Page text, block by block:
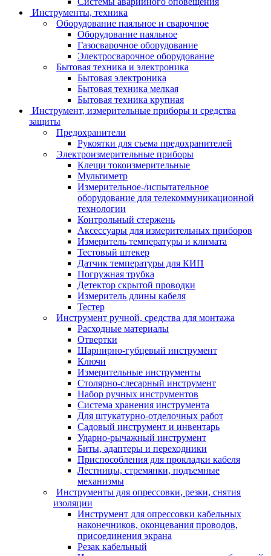
Инструменты, техника
Оборудование паяльное и сварочное
Оборудование паяльное
Газосварочное оборудование
Электросварочное оборудование
Бытовая техника и электроника
Бытовая электроника
Бытовая техника мелкая
Бытовая техника крупная
Инструмент, измерительные приборы и средства
защиты
Предохранители
Рукоятки для съема предохранителей
Электроизмерительные приборы
Клещи токоизмерительные
Мультиметр
Измерительное-/испытательное
оборудование для телекоммуникационной
технологии
Контрольный стержень
Аксессуары для измерительных приборов
Измеритель температуры и климата
Тестовый штекер
Датчик температуры для КИП
Погружная трубка
Детектор скрытой проводки
Измеритель длины кабеля
Тестер
Инструмент ручной, средства для монтажа
Расходные материалы
Отвертки
Шарнирно-губцевый инструмент
Ключи
Измерительные инструменты
Столярно-слесарный инструмент
Набор ручных инструментов
Система хранения инструмента
Для штукатурно-отделочных работ
Садовый инструмент и инвентарь
Ударно-рычажный инструмент
Биты, адаптеры и переходники
Приспособления для прокладки кабеля
Лестницы, стремянки, подъемные
механизмы
Инструменты для опрессовки, резки, снятия
изоляции
Инструмент для опрессовки кабельных
наконечников, оконцевания проводов,
присоединения экрана
Резак кабельный